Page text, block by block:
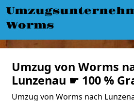
Worms
Umzug von Worms
Lunzenau ☛ 100 %
Umzug von Worms nach